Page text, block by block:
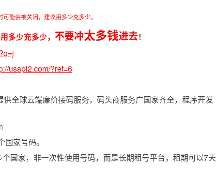
能会被关闭，建议用多少充多少。
用多少充多少， 不要冲太多钱进去！
usapi2.com/?ref=6
供全球云端廉价接码服务，码头商服务广国家齐全，程序开发
家号码。
国家，非一次性使用号码，而是长期租号平台，租期可以7天